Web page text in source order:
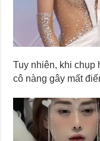
Tuy nhiên, khi chụp
cô nàng gây mất